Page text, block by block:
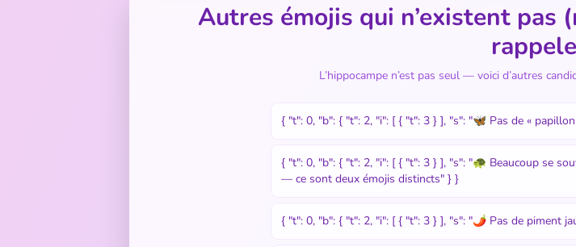
Autres émojis qui n’existent pas
L’hippocampe n’est pas seul — voici d’autres
{ "t": 0, "b": { "t": 2, "i": [ { "t": 3 } ], "s": "🦋 Pas de «
{ "t": 0, "b": { "t": 2, "i": [ { "t": 3 } ], "s": "🐢 Beaucoup se
— ce sont deux émojis distincts" } }
{ "t": 0, "b": { "t": 2, "i": [ { "t": 3 } ], "s": "🌶️ Pas de piment